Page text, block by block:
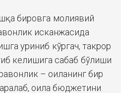
бировга молиявий
исканжасида
уриниб кўргач, такрор
келишига сабаб бўлиши
– оиланинг бир
оила бюджетини